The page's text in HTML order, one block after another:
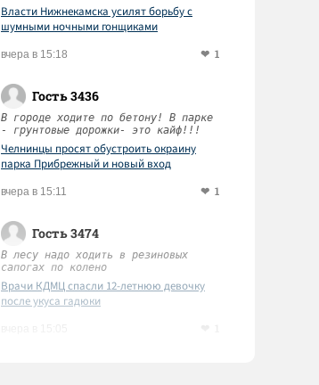
Власти Нижнекамска усилят борьбу с
шумными ночными гонщиками
вчера в 15:18 1
Гость 3436
В городе ходите по бетону! В парке
- грунтовые дорожки- это кайф!!!
Челнинцы просят обустроить окраину
парка Прибрежный и новый вход
вчера в 15:11 1
Гость 3474
В лесу надо ходить в резиновых
сапогах по колено
Врачи КДМЦ спасли 12-летнюю девочку
после укуса гадюки